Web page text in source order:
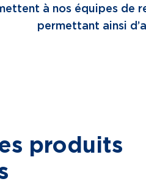
à nos équipes de
permettant ainsi
produits